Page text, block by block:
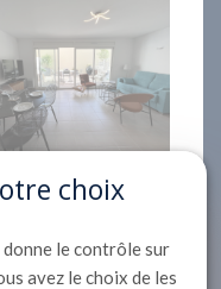
choix
le contrôle sur
avez le choix de les